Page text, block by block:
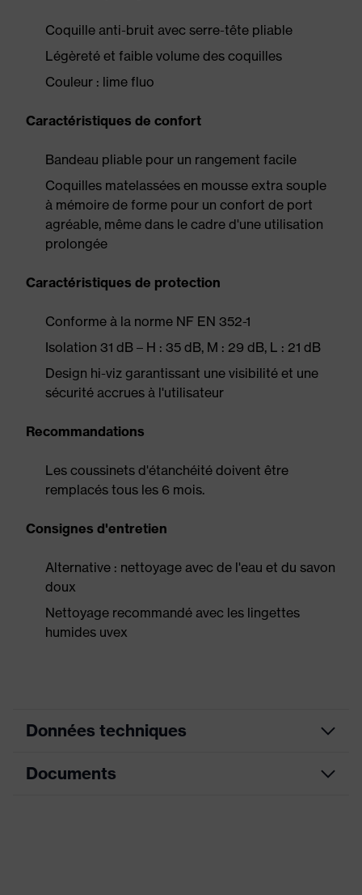
Coquille anti-bruit avec serre-tête pliable
Légèreté et faible volume des coquilles
Couleur : lime fluo
Caractéristiques de confort
Bandeau pliable pour un rangement facile
Coquilles matelassées en mousse extra souple
à mémoire de forme pour un confort de port
agréable, même dans le cadre d'une utilisation
prolongée
Caractéristiques de protection
Conforme à la norme NF EN 352-1
Isolation 31 dB – H : 35 dB, M : 29 dB, L : 21 dB
Design hi-viz garantissant une visibilité et une
sécurité accrues à l'utilisateur
Recommandations
Les coussinets d'étanchéité doivent être
remplacés tous les 6 mois.
Consignes d'entretien
Alternative : nettoyage avec de l'eau et du savon
doux
Nettoyage recommandé avec les lingettes
humides uvex
Données techniques
Couleur marketing
Documents